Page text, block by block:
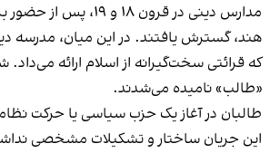
مدارس دینی در قرون ۱۸ و
هند، گسترش یافتند. در این میان، مدرسه
که قرائتی سخت‌گیرانه از اسلام ارائه
«طالب» نامیده می‌شدند.
طالبان در آغاز یک حزب سیاسی یا حرکت
این جریان ساختار و تشکیلات مشخصی